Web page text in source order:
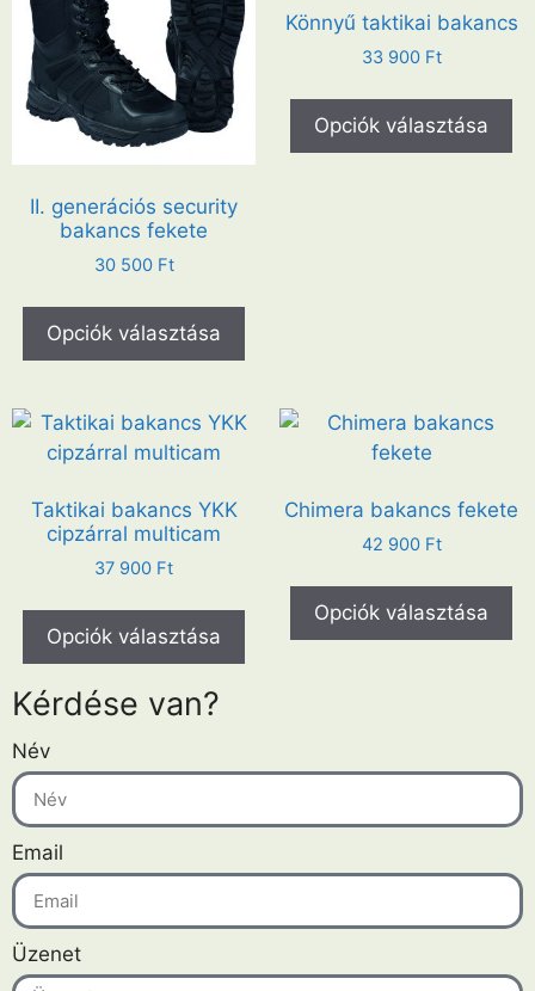
II. generációs security
bakancs fekete
30 500 Ft
Opciók választása
Könnyű taktikai bakancs
33 900 Ft
Opciók választása
Taktikai bakancs YKK
cipzárral multicam
37 900 Ft
Opciók választása
Chimera bakancs fekete
42 900 Ft
Opciók választása
Kérdése van?
Név
Email
Üzenet